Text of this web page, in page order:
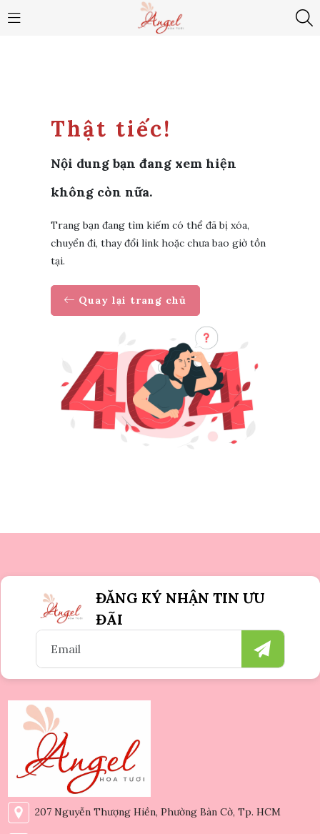
Thật tiếc!
Nội dung bạn đang xem hiện
không còn nữa.
Trang bạn đang tìm kiếm có thể đã bị xóa,
chuyển đi, thay đổi link hoặc chưa bao giờ tồn
tại.
Quay lại trang chủ
ĐĂNG KÝ NHẬN TIN ƯU
ĐÃI
207 Nguyễn Thượng Hiền, Phường Bàn Cờ, Tp. HCM